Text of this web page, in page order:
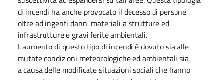
di incendi ha anche provocato il decesso di persone
oltre ad ingenti danni materiali a strutture ed
infrastrutture e gravi ferite ambientali.
L’aumento di questo tipo di incendi è dovuto sia alle
mutate condizioni meteorologiche ed ambientali sia
a causa delle modificate situazioni sociali che hanno